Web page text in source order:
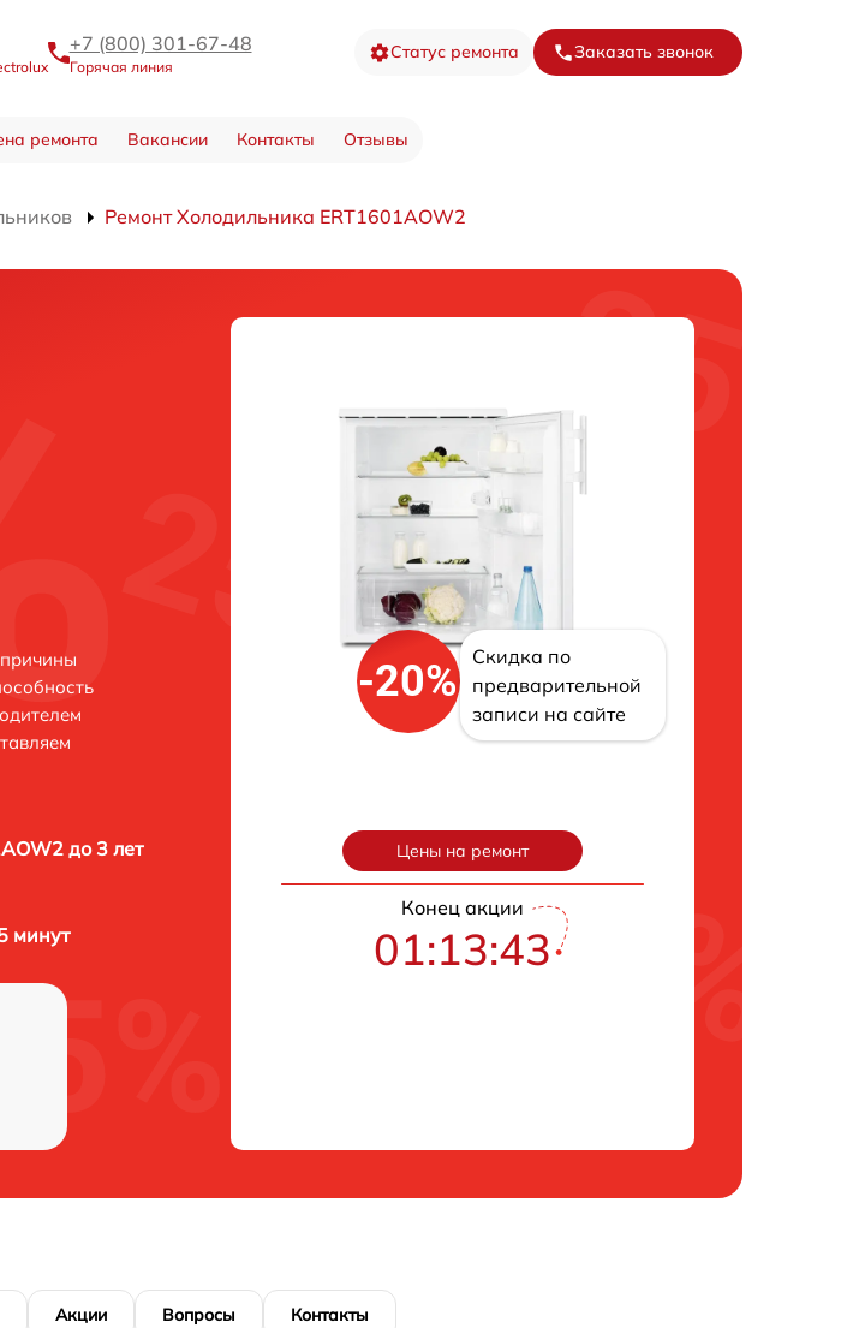
+7 (800) 301-67-48
Горячая линия
Статус ремонта Заказать звонок
ремонта Вакансии Контакты Отзывы
Ремонт Холодильника ERT1601AOW2
до 3 лет
минут
-20%
Скидка по
предварительной
записи на сайте
Цены на ремонт
Конец акции
01:13:42
Акции Вопросы Контакты